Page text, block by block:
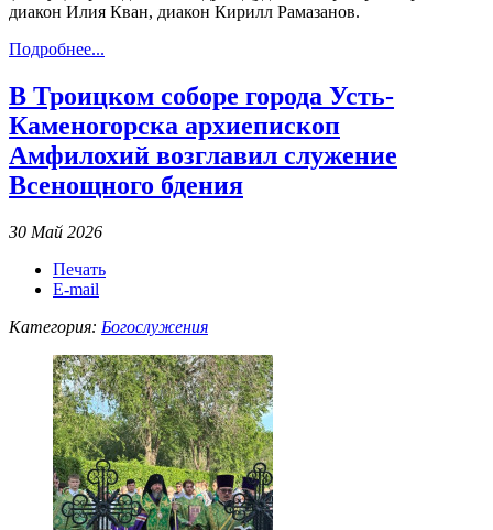
диакон Илия Кван, диакон Кирилл Рамазанов.
Подробнее...
В Троицком соборе города Усть-
Каменогорска архиепископ
Амфилохий возглавил служение
Всенощного бдения
30 Май 2026
Печать
E-mail
Категория: Богослужения